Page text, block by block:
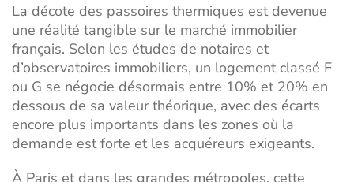
La décote des passoires thermiques est devenue
une réalité tangible sur le marché immobilier
français. Selon les études de notaires et
d’observatoires immobiliers, un logement classé F
ou G se négocie désormais entre 10% et 20% en
dessous de sa valeur théorique, avec des écarts
encore plus importants dans les zones où la
demande est forte et les acquéreurs exigeants.
À Paris et dans les grandes métropoles, cette